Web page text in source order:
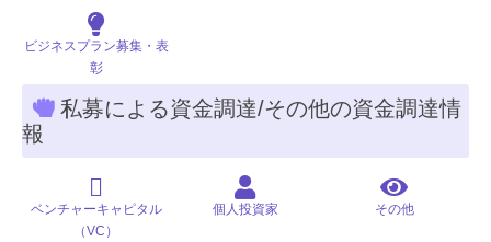
ビジネスプラン募集・表
彰
私募による資金調達/その他の資金調達情
報
ベンチャーキャピタル
（VC）
個人投資家 その他